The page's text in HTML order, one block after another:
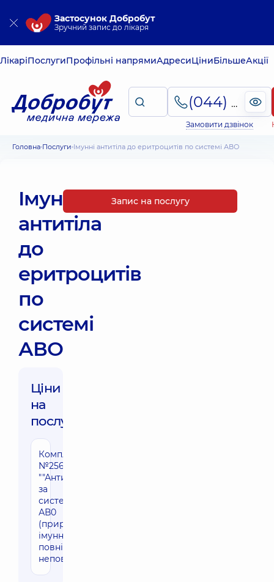
Застосунок Добробут
Зручний запис до лікаря
ЛікаріПослугиПрофільні напрямиАдресиЦіниБільшеАкції
(044) 495-2-888
Замовити дзвінок
Головна Послуги Імунні антитіла до еритроцитів по системі АВО
Імунні
антитіла
до
еритроцитів
по
системі
АВО
Ціни
на
послуги:
Комплекс
№256
""Антитіла
за
системою
АВ0
(природні,
імунні:
повні та
неповні)""
Запис на послугу